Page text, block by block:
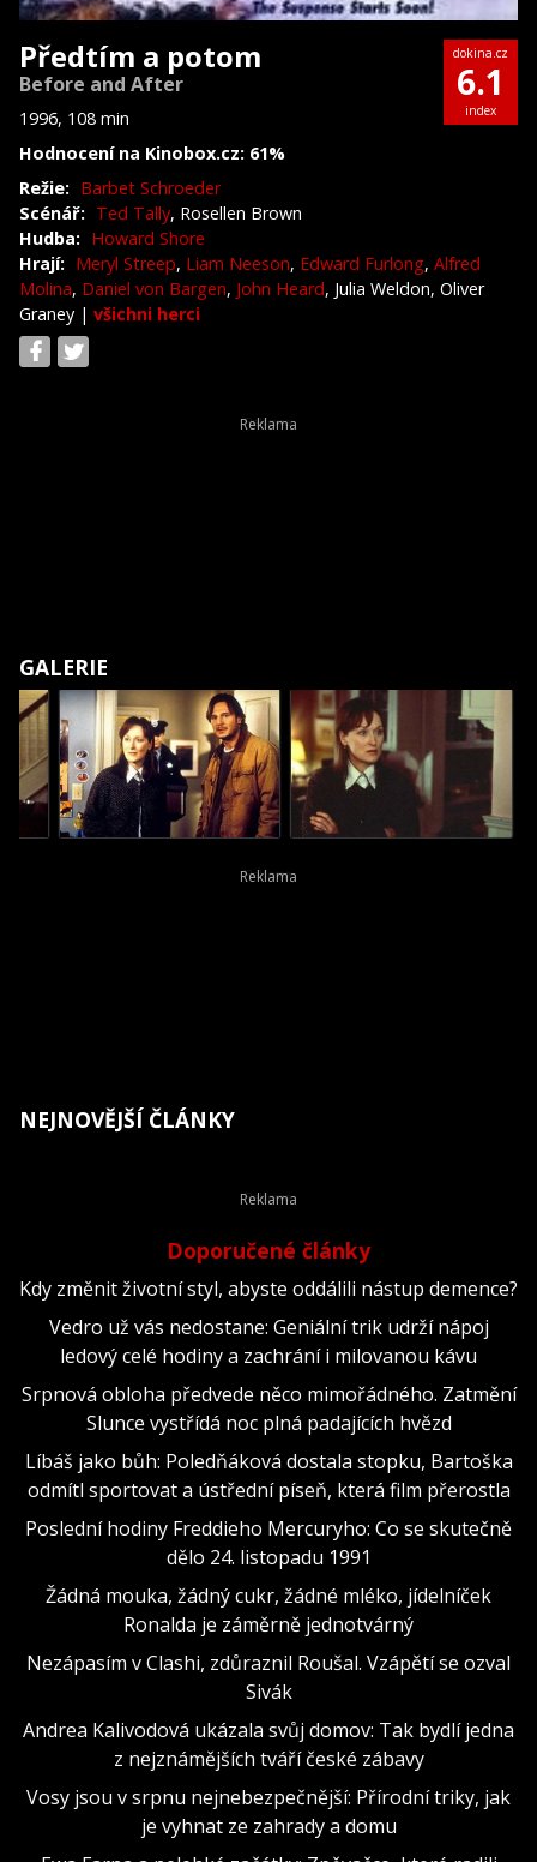
Předtím a potom
Before and After
1996, 108 min
Hodnocení na Kinobox.cz: 61%
dokina.cz
6.1
index
Režie: Barbet Schroeder
Scénář: Ted Tally, Rosellen Brown
Hudba: Howard Shore
Hrají: Meryl Streep, Liam Neeson, Edward Furlong, Alfred
Molina, Daniel von Bargen, John Heard, Julia Weldon, Oliver
Graney | všichni herci
GALERIE
NEJNOVĚJŠÍ ČLÁNKY
Doporučené články
Kdy změnit životní styl, abyste oddálili nástup demence?
Vedro už vás nedostane: Geniální trik udrží nápoj
ledový celé hodiny a zachrání i milovanou kávu
Srpnová obloha předvede něco mimořádného. Zatmění
Slunce vystřídá noc plná padajících hvězd
Líbáš jako bůh: Poledňáková dostala stopku, Bartoška
odmítl sportovat a ústřední píseň, která film přerostla
Poslední hodiny Freddieho Mercuryho: Co se skutečně
dělo 24. listopadu 1991
Žádná mouka, žádný cukr, žádné mléko, jídelníček
Ronalda je záměrně jednotvárný
Nezápasím v Clashi, zdůraznil Roušal. Vzápětí se ozval
Sivák
Andrea Kalivodová ukázala svůj domov: Tak bydlí jedna
z nejznámějších tváří české zábavy
Vosy jsou v srpnu nejnebezpečnější: Přírodní triky, jak
je vyhnat ze zahrady a domu